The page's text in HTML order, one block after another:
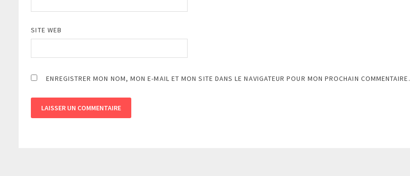
SITE WEB
ENREGISTRER MON NOM, MON E-MAIL ET MON SITE DANS LE NAVIGATEUR POUR MON PROCHAIN COMMENTAIRE.